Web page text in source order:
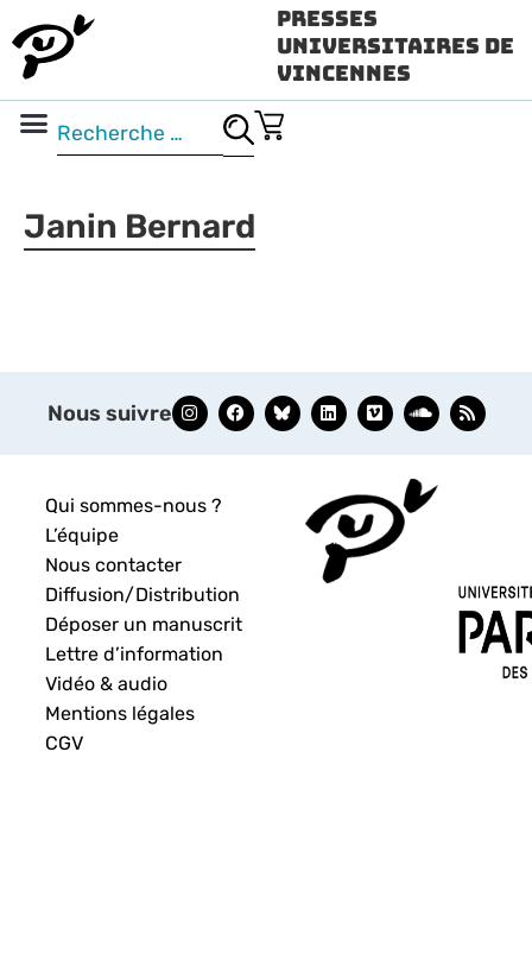
Presses
Universitaires de
Vincennes
Janin Bernard
Nous suivre
Qui sommes-nous ?
L’équipe
Nous contacter
Diffusion/Distribution
Déposer un manuscrit
Lettre d’information
Vidéo & audio
Mentions légales
CGV